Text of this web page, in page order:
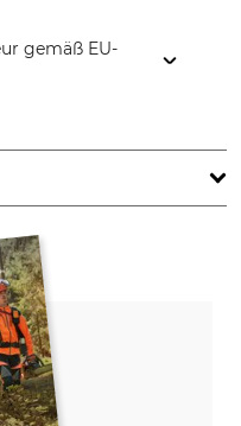
gemäß EU-
Lube
g